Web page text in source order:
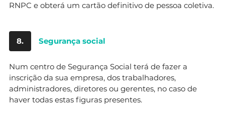
RNPC e obterá um cartão definitivo de pessoa coletiva.
8. Segurança social
Num centro de Segurança Social terá de fazer a
inscrição da sua empresa, dos trabalhadores,
administradores, diretores ou gerentes, no caso de
haver todas estas figuras presentes.